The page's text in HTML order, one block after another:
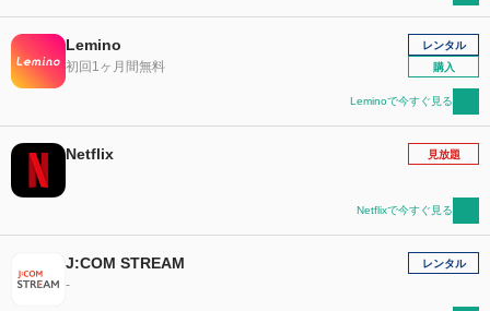
Lemino
初回1ヶ月間無料
レンタル
購入
Leminoで今すぐ見る
Netflix 見放題
Netflixで今すぐ見る
J:COM STREAM
-
レンタル